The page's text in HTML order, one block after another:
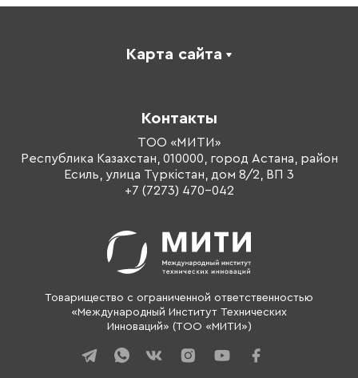
Товарищество с ограниченной ответственностью
«Международный Институт Технических
Инноваций» (ТОО «МИТИ»)
Карта сайта
Оплата обучения
Тренеры
О компании
Контакты
Контакты
ТОО «МИТИ»
Республика Казахстан, 010000, город Астана, район
Есиль, улица Түркістан, дом 8/2, ВП 3
+7 (7273) 470-042